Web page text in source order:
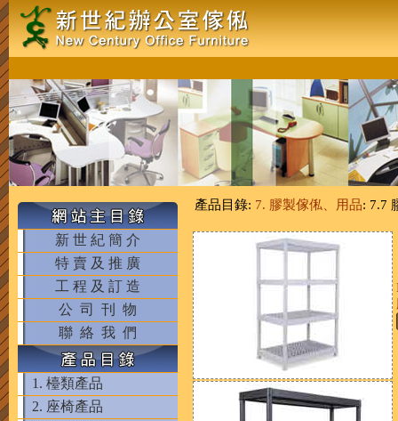
新 世 紀 簡 介
特 賣 及 推 廣
工 程 及 訂 造
公 司 刊 物
聯 絡 我 們
1. 檯類產品
2. 座椅產品
產品目錄: 7. 膠製傢俬、用品: 7.7